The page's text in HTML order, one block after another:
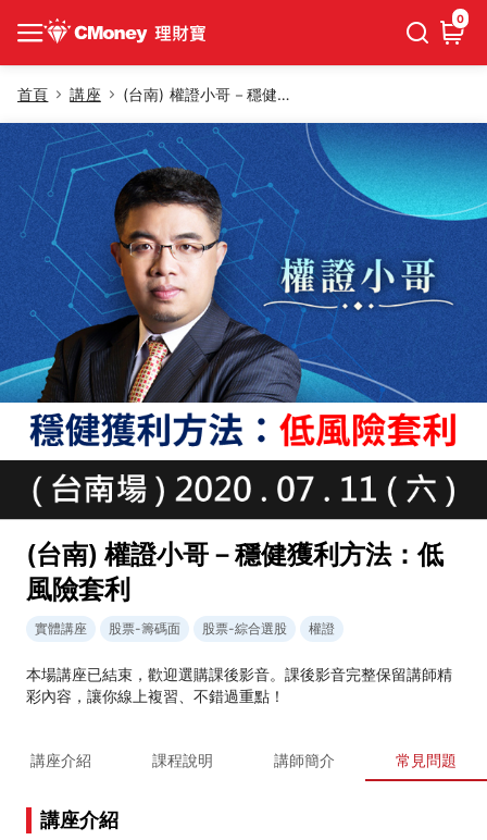
0
首頁 講座 (台南) 權證小哥－穩健獲利方法：低風險套利
(台南) 權證小哥－穩健獲利方法：低
風險套利
實體講座 股票-籌碼面 股票-綜合選股 權證
本場講座已結束，歡迎選購課後影音。課後影音完整保留講師精
彩內容，讓你線上複習、不錯過重點！
講座介紹 課程說明 講師簡介 常見問題
講座介紹